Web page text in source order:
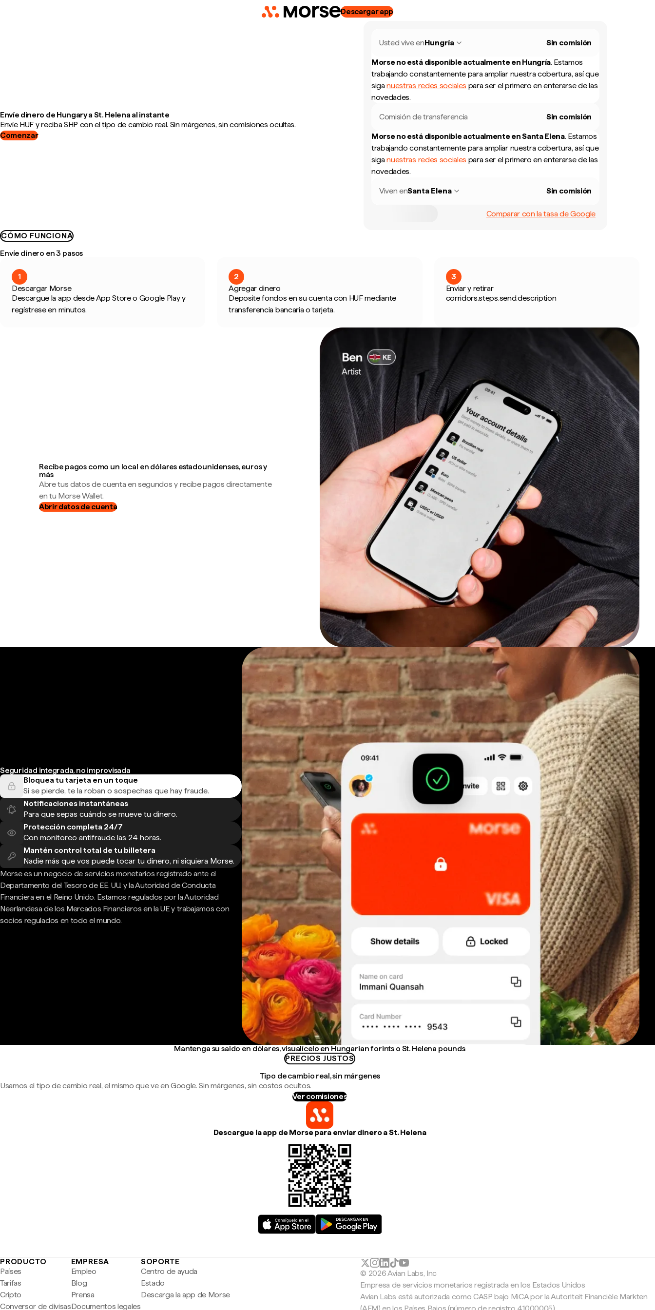
Descargar app
Envíe dinero de Hungary a St. Helena al instante
Envíe HUF y reciba SHP con el tipo de cambio real. Sin márgenes, sin comisiones ocultas.
Comenzar
Usted vive enHungría Sin comisión
Morse no está disponible actualmente en Hungría. Estamos
trabajando constantemente para ampliar nuestra cobertura, así que
siganuestras redes sociales para ser el primero en enterarse de las
novedades.
Comisión de transferencia Sin comisión
Morse no está disponible actualmente enSanta Elena. Estamos
trabajando constantemente para ampliar nuestra cobertura, así que
siganuestras redes sociales para ser el primero en enterarse de las
novedades.
Viven enSanta Elena Sin comisión
Comparar con la tasa de Google
CÓMO FUNCIONA
Envíe dinero en 3 pasos
1
Descargar Morse
Descargue la app desde App Store o Google Play y
regístrese en minutos.
2
Agregar dinero
Deposite fondos en su cuenta con HUF mediante
transferencia bancaria o tarjeta.
3
Enviar y retirar
corridors.steps.send.description
Recibe pagos como un local en dólares estadounidenses, euros y
más
Abre tus datos de cuenta en segundos y recibe pagos directamente
en tu Morse Wallet.
Abrir datos de cuenta
Seguridad integrada, no improvisada
Bloquea tu tarjeta en un toque
Si se pierde, te la roban o sospechas que hay fraude.
Notificaciones instantáneas
Para que sepas cuándo se mueve tu dinero.
Protección completa 24/7
Con monitoreo antifraude las 24 horas.
Mantén control total de tu billetera
Nadie más que vos puede tocar tu dinero, ni siquiera Morse.
Morse es un negocio de servicios monetarios registrado ante el
Departamento del Tesoro de EE. UU. y la Autoridad de Conducta
Financiera en el Reino Unido. Estamos regulados por la Autoridad
Neerlandesa de los Mercados Financieros en la UE y trabajamos con
socios regulados en todo el mundo.
Mantenga su saldo en dólares, visualícelo en Hungarian forints o St. Helena pounds
PRECIOS JUSTOS
Tipo de cambio real, sin márgenes
Usamos el tipo de cambio real, el mismo que ve en Google. Sin márgenes, sin costos ocultos.
Ver comisiones
Descargue la app de Morse para enviar dinero a St. Helena
PRODUCTO
Países
Tarifas
Cripto
Conversor de divisas
EMPRESA
Empleo
Blog
Prensa
Documentos legales
SOPORTE
Centro de ayuda
Estado
Descarga la app de Morse
© 2026 Avian Labs, Inc
Empresa de servicios monetarios registrada en los Estados Unidos
Avian Labs está autorizada como CASP bajo MiCA por la Autoriteit Financiële Markten